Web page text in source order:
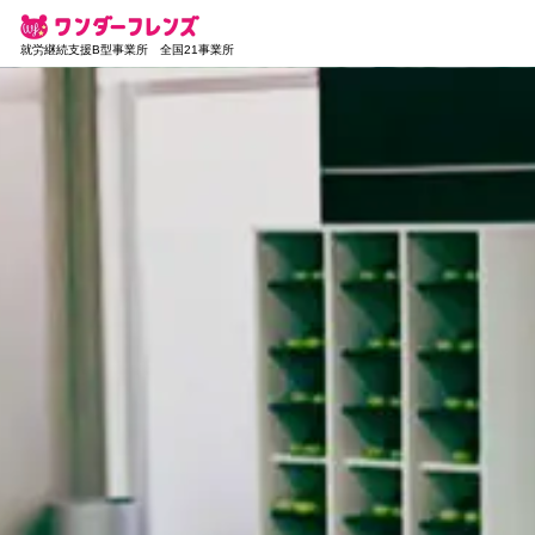
就労継続支援B型事業所 全国21事業所